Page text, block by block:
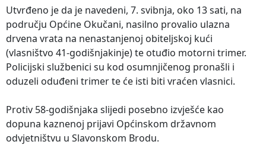
Utvrđeno je da je navedeni, 7. svibnja, oko 13 sati, na
području Općine Okučani, nasilno provalio ulazna
drvena vrata na nenastanjenoj obiteljskoj kući
(vlasništvo 41-godišnjakinje) te otuđio motorni trimer.
Policijski službenici su kod osumnjičenog pronašli i
oduzeli oduđeni trimer te će isti biti vraćen vlasnici.
Protiv 58-godišnjaka slijedi posebno izvješće kao
dopuna kaznenoj prijavi Općinskom državnom
odvjetništvu u Slavonskom Brodu.